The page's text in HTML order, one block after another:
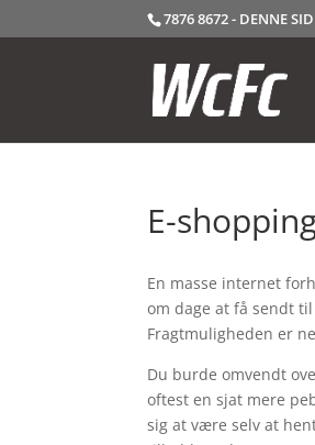
7876 8672 - DENNE
E-
En masse internet
om dage at få sendt
Fragtmuligheden er
Du burde omvendt
oftest en sjat mere
sig at være selv at